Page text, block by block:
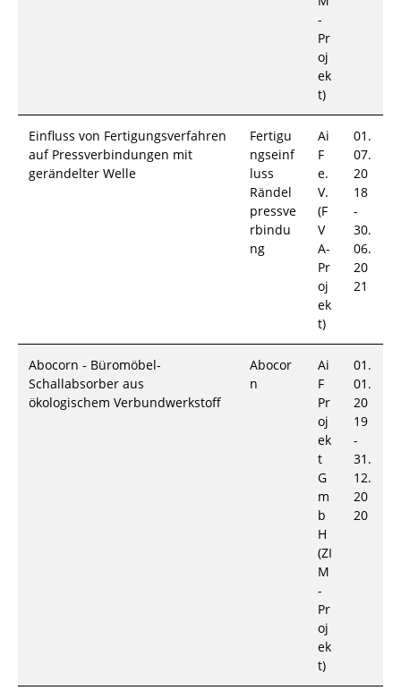
-
Pr
oj
ek
t)
Einfluss von Fertigungsverfahren
auf Pressverbindungen mit
gerändelter Welle
Fertigu
ngseinf
luss
Rändel
pressve
rbindu
ng
Ai
F
e.
V.
(F
V
A-
Pr
oj
ek
t)
01.
07.
20
18
-
30.
06.
20
21
Abocorn - Büromöbel-
Schallabsorber aus
ökologischem Verbundwerkstoff
Abocor
n
Ai
F
Pr
oj
ek
t
G
m
b
H
(ZI
M
-
Pr
oj
ek
t)
01.
01.
20
19
-
31.
12.
20
20